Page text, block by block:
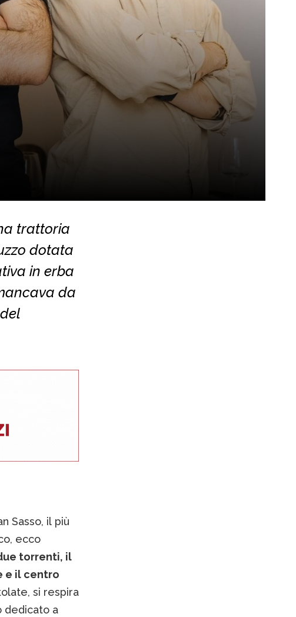
trattoria
dotata
in erba
da
Sasso, il più
ecco
torrenti, il
e il centro
si respira
dedicato a